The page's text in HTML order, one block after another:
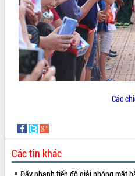
Các
Các tin khác